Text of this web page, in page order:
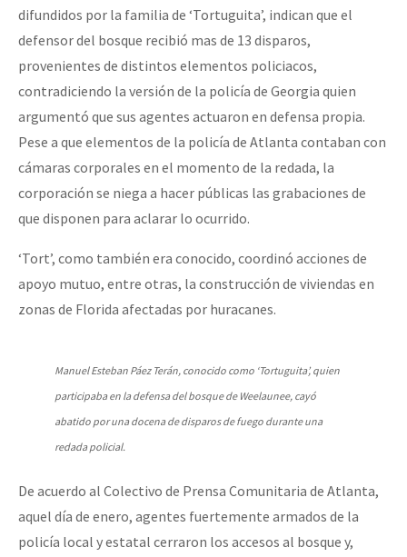
difundidos por la familia de ‘Tortuguita’, indican que el
defensor del bosque recibió mas de 13 disparos,
provenientes de distintos elementos policiacos,
contradiciendo la versión de la policía de Georgia quien
argumentó que sus agentes actuaron en defensa propia.
Pese a que elementos de la policía de Atlanta contaban con
cámaras corporales en el momento de la redada, la
corporación se niega a hacer públicas las grabaciones de
que disponen para aclarar lo ocurrido.
‘Tort’, como también era conocido, coordinó acciones de
apoyo mutuo, entre otras, la construcción de viviendas en
zonas de Florida afectadas por huracanes.
Manuel Esteban Páez Terán, conocido como ‘Tortuguita’, quien
participaba en la defensa del bosque de Weelaunee, cayó
abatido por una docena de disparos de fuego durante una
redada policial.
De acuerdo al Colectivo de Prensa Comunitaria de Atlanta,
aquel día de enero, agentes fuertemente armados de la
policía local y estatal cerraron los accesos al bosque y,